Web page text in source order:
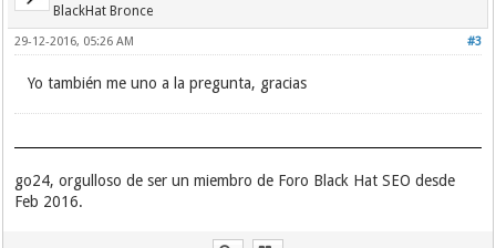
BlackHat Bronce
#3
29-12-2016, 05:26 AM
Yo también me uno a la pregunta, gracias
go24, orgulloso de ser un miembro de Foro Black Hat SEO desde
Feb 2016.